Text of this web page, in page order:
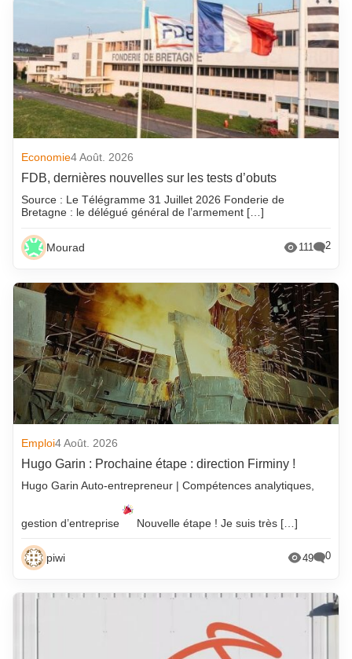
Economie4 Août. 2026
FDB, dernières nouvelles sur les tests d’obuts
Source : Le Télégramme 31 Juillet 2026 Fonderie de
Bretagne : le délégué général de l’armement […]
Mourad 111 2
Emploi4 Août. 2026
Hugo Garin : Prochaine étape : direction Firminy !
Hugo Garin Auto-entrepreneur | Compétences analytiques,
gestion d’entreprise Nouvelle étape ! Je suis très […]
piwi 49 0